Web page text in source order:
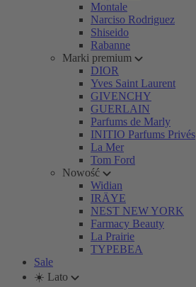
Montale
Narciso Rodriguez
Shiseido
Rabanne
Marki premium
DIOR
Yves Saint Laurent
GIVENCHY
GUERLAIN
Parfums de Marly
INITIO Parfums Privés
La Mer
Tom Ford
Nowość
Widian
IRÄYE
NEST NEW YORK
Farmacy Beauty
La Prairie
TYPEBEA
Sale
☀️ Lato